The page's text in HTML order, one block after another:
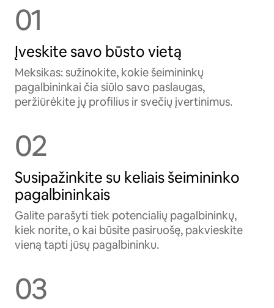
01
Įveskite savo būsto vietą
Meksikas: sužinokite, kokie šeimininkų
pagalbininkai čia siūlo savo paslaugas,
peržiūrėkite jų profilius ir svečių įvertinimus.
02
Susipažinkite su keliais šeimininko
pagalbininkais
Galite parašyti tiek potencialių pagalbininkų,
kiek norite, o kai būsite pasiruošę, pakvieskite
vieną tapti jūsų pagalbininku.
03